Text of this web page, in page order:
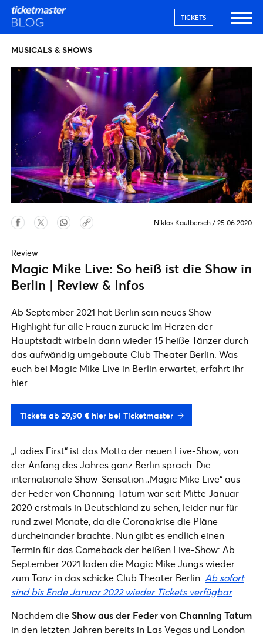
TICKETS
MUSICALS & SHOWS
Niklas Kaulbersch / 25.06.2020
Review
Magic Mike Live: So heiß ist die Show in
Berlin | Review & Infos
Ab September 2021 hat Berlin sein neues Show-
Highlight für alle Frauen zurück: Im Herzen der
Hauptstadt wirbeln dann wieder 15 heiße Tänzer durch
das aufwändig umgebaute Club Theater Berlin. Was
euch bei Magic Mike Live in Berlin erwartet, erfahrt ihr
hier.
Tickets ab 29,90 € hier bei Ticketmaster
„Ladies First“ ist das Motto der neuen Live-Show, von
der Anfang des Jahres ganz Berlin sprach. Die
internationale Show-Sensation „Magic Mike Live“ aus
der Feder von Channing Tatum war seit Mitte Januar
2020 erstmals in Deutschland zu sehen, leider nur für
rund zwei Monate, da die Coronakrise die Pläne
durcheinander brachte. Nun gibt es endlich einen
Termin für das Comeback der heißen Live-Show: Ab
September 2021 laden die Magic Mike Jungs wieder
zum Tanz in das schicke Club Theater Berlin. Ab sofort
sind bis Ende Januar 2022 wieder Tickets verfügbar.
Nachdem die Show aus der Feder von Channing Tatum
in den letzten Jahren bereits in Las Vegas und London